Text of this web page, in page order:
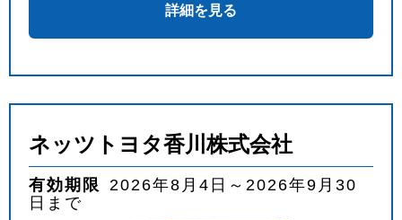
詳細を見る
ネッツトヨタ香川株式会社
有効期限 2026年8月4日～2026年9月30
日まで